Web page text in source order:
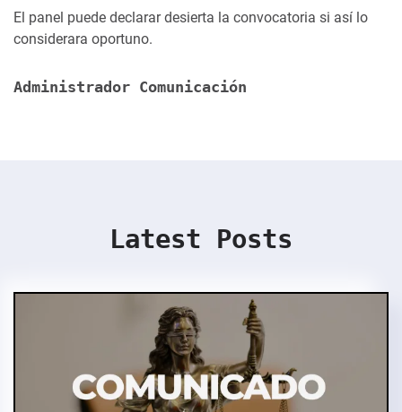
El panel puede declarar desierta la convocatoria si así lo
considerara oportuno.
Administrador Comunicación
Latest Posts